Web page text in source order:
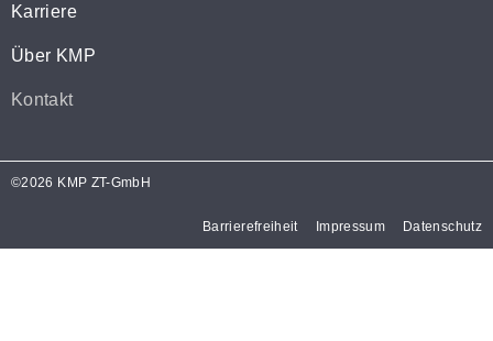
Karriere
Über KMP
Kontakt
©2026 KMP ZT-GmbH
Barrierefreiheit Impressum Datenschutz